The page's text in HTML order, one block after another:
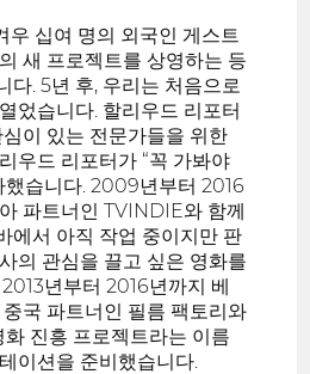
십여 명의 외국인 게스트
새 프로젝트를 상영하는 등
다. 5년 후, 우리는 처음으로
었습니다. 할리우드 리포터
이 있는 전문가들을 위한
우드 리포터가 “꼭 가봐야
했습니다. 2009년부터 2016
파트너인 TVINDIE와 함께
에서 아직 작업 중이지만 판
의 관심을 끌고 싶은 영화를
년부터 2016년까지 베
국 파트너인 필름 팩토리와
진흥 프로젝트라는 이름
이션을 준비했습니다.